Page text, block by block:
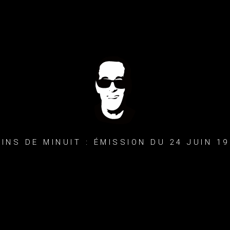
DE MINUIT : ÉMISSION DU 24 JUIN